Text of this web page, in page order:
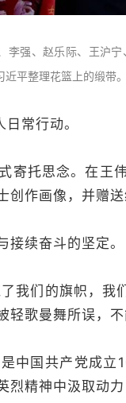
强、赵乐际、王沪
平整理花篮上的缎带
常行动。
托思念。在王
创作画像，并赠
续奋斗的坚定。
们的旗帜，我
歌曼舞所误，不
国共产党成立
精神中汲取动